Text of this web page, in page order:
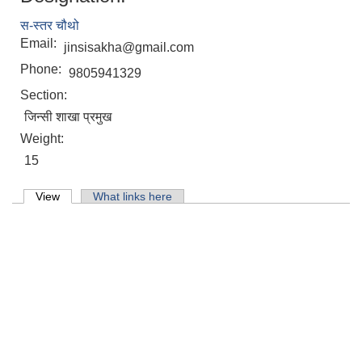
स-स्तर चौथो
Email:
jinsisakha@gmail.com
Phone: 9805941329
Section:
जिन्सी शाखा प्रमुख
Weight:
15
Primary tabs
View (active tab)What links here